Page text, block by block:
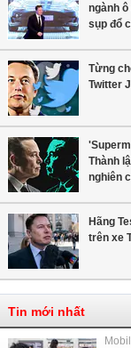
ngành
sụp đổ
Từng
Twitter
Thành
nghiên
Hãng
trên xe
Tin mới nhất